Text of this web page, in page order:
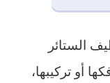
الستائر
أو تركيبها،